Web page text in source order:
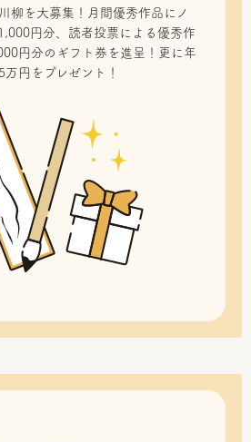
柳を大募集！月間優秀作品にノ
円分、読者投票による優秀作
円分のギフト券を進呈！更に年
円をプレゼント！